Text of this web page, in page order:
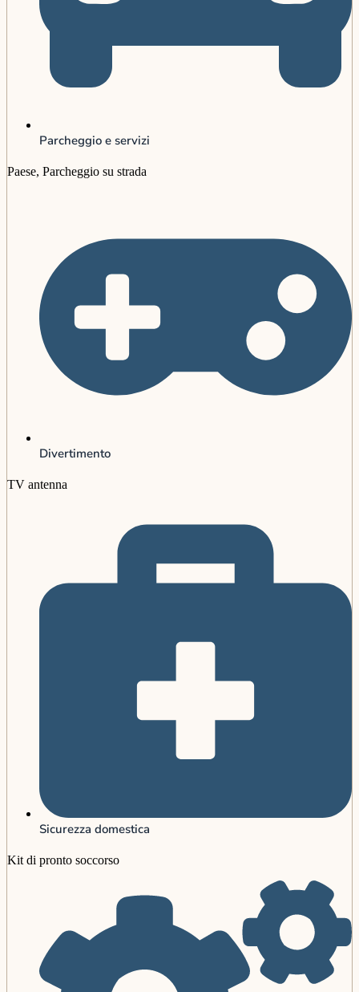
Parcheggio e servizi
Paese, Parcheggio su strada
Divertimento
TV antenna
Sicurezza domestica
Kit di pronto soccorso